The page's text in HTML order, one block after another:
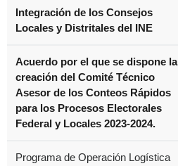
Integración de los Consejos
Locales y Distritales del INE
Acuerdo por el que se dispone la
creación del Comité Técnico
Asesor de los Conteos Rápidos
para los Procesos Electorales
Federal y Locales 2023-2024.
Programa de Operación Logística